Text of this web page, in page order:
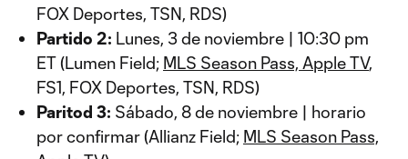
FOX Deportes, TSN, RDS)
Partido 2: Lunes, 3 de noviembre | 10:30 pm
ET (Lumen Field; MLS Season Pass, Apple TV,
FS1, FOX Deportes, TSN, RDS)
Paritod 3: Sábado, 8 de noviembre | horario
por confirmar (Allianz Field; MLS Season Pass,